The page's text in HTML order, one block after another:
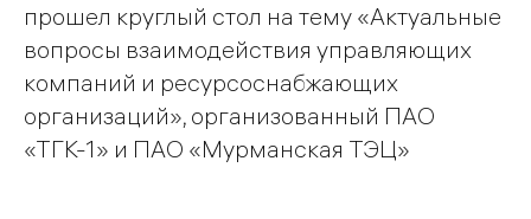
прошел круглый стол на тему «Актуальные
вопросы взаимодействия управляющих
компаний и ресурсоснабжающих
организаций», организованный ПАО
«ТГК-1» и ПАО «Мурманская ТЭЦ»